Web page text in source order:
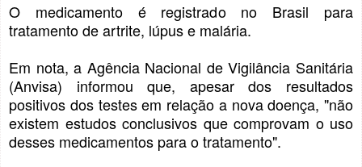
O medicamento é registrado no Brasil para
tratamento de artrite, lúpus e malária.
Em nota, a Agência Nacional de Vigilância Sanitária
(Anvisa) informou que, apesar dos resultados
positivos dos testes em relação a nova doença, "não
existem estudos conclusivos que comprovam o uso
desses medicamentos para o tratamento".